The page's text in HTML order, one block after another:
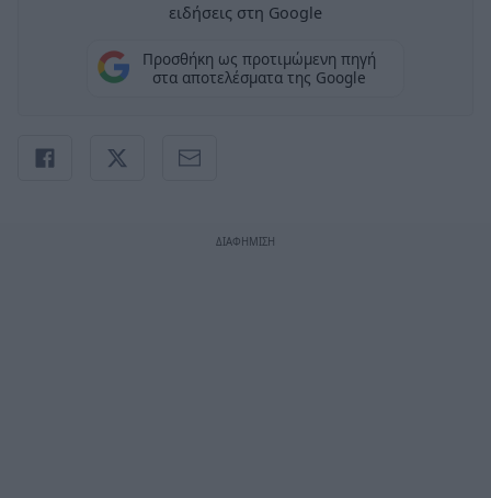
ειδήσεις στη Google
Προσθήκη ως προτιμώμενη πηγή
στα αποτελέσματα της Google